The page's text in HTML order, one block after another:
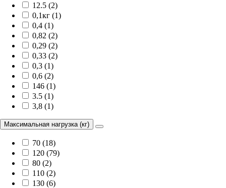
12.5 (2)
0,1кг (1)
0,4 (1)
0,82 (2)
0,29 (2)
0,33 (2)
0,3 (1)
0,6 (2)
146 (1)
3.5 (1)
3,8 (1)
Максимальная нагрузка (кг)
70 (18)
120 (79)
80 (2)
110 (2)
130 (6)